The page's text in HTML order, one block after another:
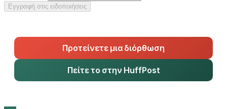
Εγγραφή στις ειδοποιήσεις
Προτείνετε μια διόρθωση
Πείτε το στην HuffPost